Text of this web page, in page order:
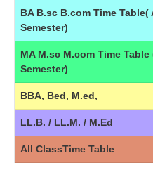
BA B.sc B.com Time Table(
Semester)
MA M.sc M.com Time
Semester)
BBA, Bed, M.ed,
LL.B. / LL.M. / M.Ed
All ClassTime Table